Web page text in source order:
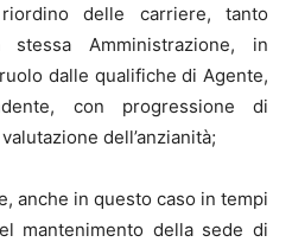
delle carriere, tanto
Amministrazione, in
dalle qualifiche di Agente,
con progressione di
dell’anzianità;
anche in questo caso in tempi
mantenimento della sede di